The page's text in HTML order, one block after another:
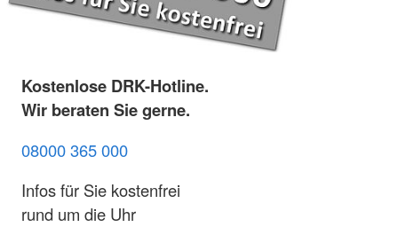
Kostenlose DRK-Hotline.
Wir beraten Sie gerne.
08000 365 000
Infos für Sie kostenfrei
rund um die Uhr